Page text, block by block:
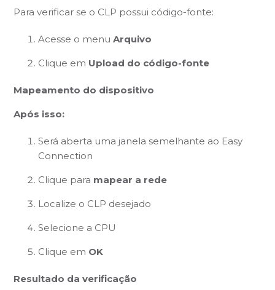
Para verificar se o CLP possui código-fonte:
Acesse o menuArquivo
Clique em Upload do código-fonte
Mapeamento do dispositivo
Após isso:
Será aberta uma janela semelhante ao Easy
Connection
Clique para mapear a rede
Localize o CLP desejado
Selecione a CPU
Clique em OK
Resultado da verificação